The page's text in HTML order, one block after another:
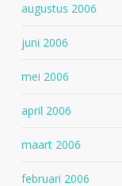
augustus 2006
juni 2006
mei 2006
april 2006
maart 2006
februari 2006